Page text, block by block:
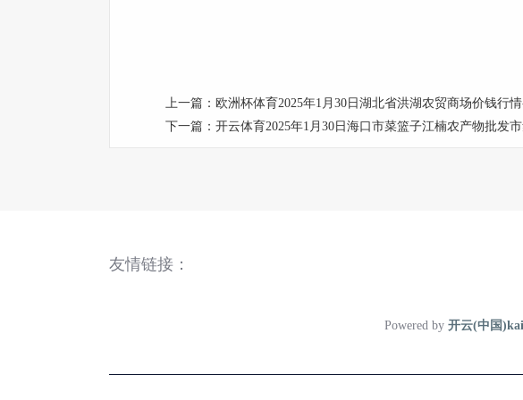
上一篇： 欧洲杯体育2025年1月30日湖北省洪湖农贸商场价钱行
下一篇： 开云体育2025年1月30日海口市菜篮子江楠农产物批发
友情链接：
Powered by 开云(中国